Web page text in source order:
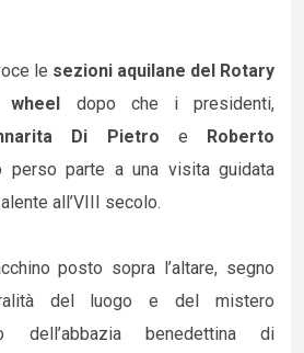
le sezioni aquilane del Rotary
wheel dopo che i presidenti,
Di Pietro e Roberto
perso parte a una visita guidata
all’VIII secolo.
posto sopra l’altare, segno
del luogo e del mistero
dell’abbazia benedettina di